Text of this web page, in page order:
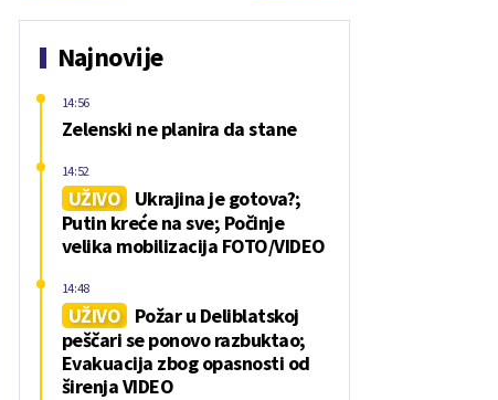
Najnovije
Zelenski ne planira da stane
14:56
UŽIVO
Ukrajina je gotova?;
Putin kreće na sve; Počinje
velika mobilizacija FOTO/VIDEO
14:52
UŽIVO
Požar u Deliblatskoj
peščari se ponovo razbuktao;
Evakuacija zbog opasnosti od
širenja VIDEO
14:48